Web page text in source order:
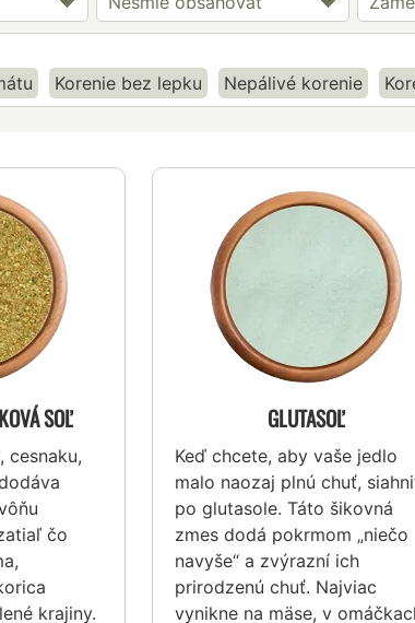
Korenie bez lepku Nepálivé korenie
SOĽ
cesnaku,
čo
krajiny.
GLUTASOĽ
Keď chcete, aby vaše jedlo
malo naozaj plnú chuť,
po glutasole. Táto šikovná
zmes dodá pokrmom „niečo
navyše“ a zvýrazní ich
prirodzenú chuť. Najviac
vynikne na mäse, v